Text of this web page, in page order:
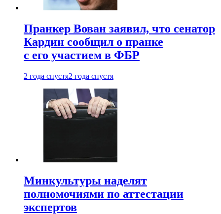
Пранкер Вован заявил, что сенатор
Кардин сообщил о пранке
с его участием в ФБР
2 года спустя2 года спустя
Минкультуры наделят
полномочиями по аттестации
экспертов